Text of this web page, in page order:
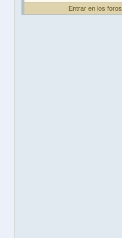
Entrar en los foros